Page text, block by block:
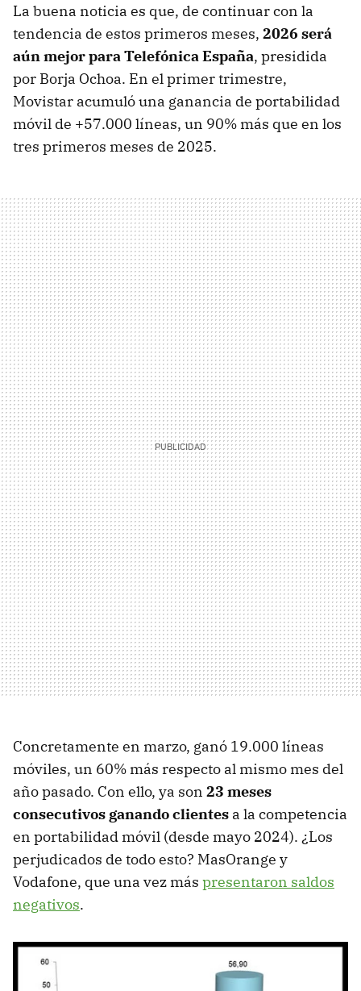
La buena noticia es que, de continuar con la
tendencia de estos primeros meses, 2026 será
aún mejor para Telefónica España, presidida
por Borja Ochoa. En el primer trimestre,
Movistar acumuló una ganancia de portabilidad
móvil de +57.000 líneas, un 90% más que en los
tres primeros meses de 2025.
Concretamente en marzo, ganó 19.000 líneas
móviles, un 60% más respecto al mismo mes del
año pasado. Con ello, ya son 23 meses
consecutivos ganando clientes a la competencia
en portabilidad móvil (desde mayo 2024). ¿Los
perjudicados de todo esto? MasOrange y
Vodafone, que una vez más presentaron saldos
negativos.